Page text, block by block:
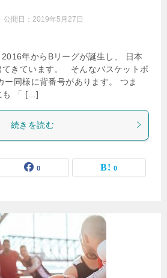
公開日： 2019年5月27日
年からBリーグが誕生し、 日本
てきています。 そんなバスケットボ
ー同様に背番号があります。 つま
も 「 […]
続きを読む
0 0